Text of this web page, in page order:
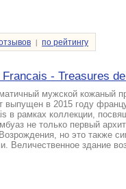
| по рейтингу
- Treasures
мужской кожаный
выпущен в 2015 году
в рамках коллекции,
не только первый
но это также
Величественное здание